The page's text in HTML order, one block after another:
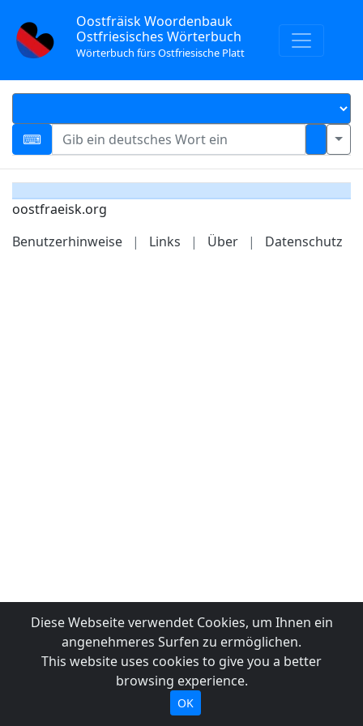
Oostfräisk Woordenbauk
Ostfriesisches Wörterbuch
Wörterbuch fürs Ostfriesische Platt
oostfraeisk.org
Benutzerhinweise
| Links | Über | Datenschutz
Diese Webseite verwendet Cookies, um Ihnen ein
angenehmeres Surfen zu ermöglichen.
This website uses cookies to give you a better
browsing experience.
OK